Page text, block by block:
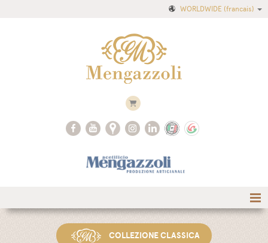
WORLDWIDE (francais)
COLLEZIONE CLASSICA